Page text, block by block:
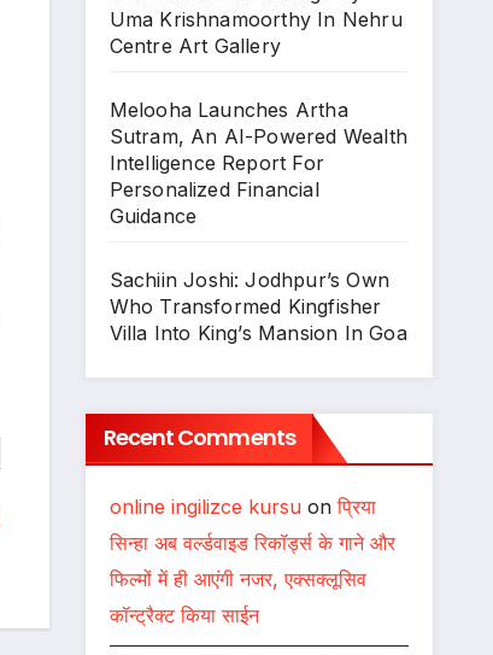
Uma Krishnamoorthy In Nehru
Centre Art Gallery
Melooha Launches Artha
Sutram, An AI-Powered Wealth
Intelligence Report For
Personalized Financial
Guidance
Sachiin Joshi: Jodhpur’s Own
Who Transformed Kingfisher
Villa Into King’s Mansion In Goa
Recent Comments
online ingilizce kursuonप्रिया
सिन्हा अब वर्ल्डवाइड रिकॉर्ड्स के गाने और
फिल्मों में ही आएंगी नजर, एक्सक्लूसिव
कॉन्ट्रैक्ट किया साईन